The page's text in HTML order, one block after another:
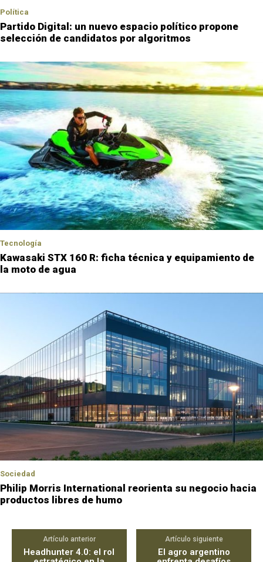
Política
Partido Digital: un nuevo espacio político propone
selección de candidatos por algoritmos
Tecnología
Kawasaki STX 160 R: ficha técnica y equipamiento de
la moto de agua
Sociedad
Philip Morris International reorienta su negocio hacia
productos libres de humo
Artículo anterior
Headhunter 4.0: el rol
Artículo siguiente
El agro argentino